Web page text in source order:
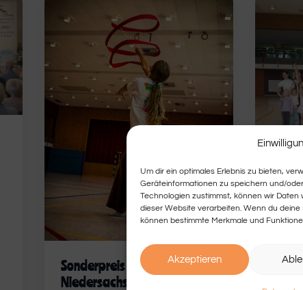
Um dir ein optimales Erlebnis zu bieten,
Geräteinformationen zu speichern und/
Technologien zustimmst, können wir
dieser Website verarbeiten. Wenn du
können bestimmte Merkmale und
Akzeptieren
Sonderpreis des Bündnisses
Niedersachsen packt an!
Das